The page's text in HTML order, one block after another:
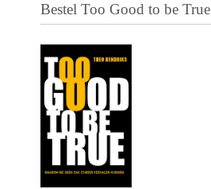
Bestel Too Good to be True